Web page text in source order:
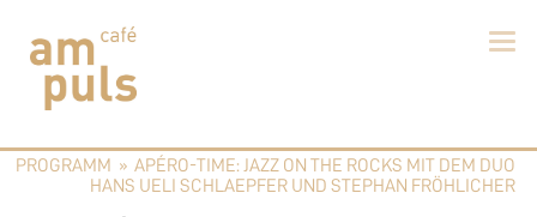
content
Cafe am Puls
Der beste Kaffee im Zollikerberg
PROGRAMM »APÉRO-TIME: JAZZ ON THE ROCKS MIT DEM DUO
HANS UELI SCHLAEPFER UND STEPHAN FRÖHLICHER